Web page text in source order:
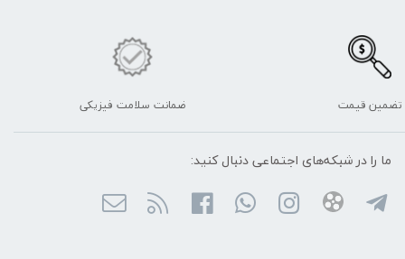
تضمین قیمت ضمانت سلامت فیزیکی
ما را در شبکه‌های اجتماعی دنبال کنید: